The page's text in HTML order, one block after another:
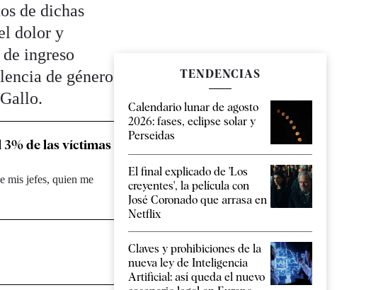
de dichas
dolor y
ingreso
de género
3% de las víctimas
mis jefes, quien me
TENDENCIAS
Calendario lunar de agosto
2026: fases, eclipse solar y
Perseidas
El final explicado de 'Los
creyentes', la película con
José Coronado que arrasa en
Netflix
Claves y prohibiciones de la
nueva ley de Inteligencia
Artificial: así queda el nuevo